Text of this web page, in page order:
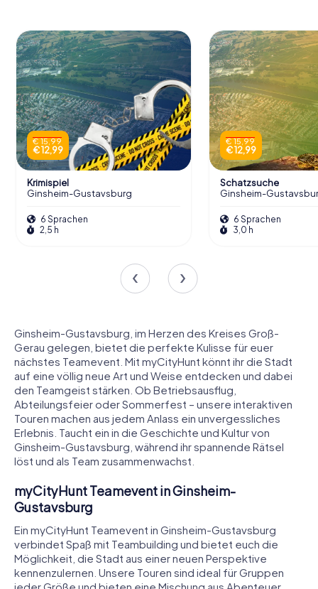
€ 15,99
€ 12,99
Krimispiel
Ginsheim-Gustavsburg
6 Sprachen
2,5 h
€ 15,99
€ 12,99
Schatzsuche
Ginsheim-
6 Sprachen
3,0 h
Ginsheim-Gustavsburg, im Herzen des Kreises Groß-
Gerau gelegen, bietet die perfekte Kulisse für euer
nächstes Teamevent. Mit myCityHunt könnt ihr die Stadt
auf eine völlig neue Art und Weise entdecken und dabei
den Teamgeist stärken. Ob Betriebsausflug,
Abteilungsfeier oder Sommerfest – unsere interaktiven
Touren machen aus jedem Anlass ein unvergessliches
Erlebnis. Taucht ein in die Geschichte und Kultur von
Ginsheim-Gustavsburg, während ihr spannende Rätsel
löst und als Team zusammenwachst.
myCityHunt Teamevent in Ginsheim-
Gustavsburg
Ein myCityHunt Teamevent in Ginsheim-Gustavsburg
verbindet Spaß mit Teambuilding und bietet euch die
Möglichkeit, die Stadt aus einer neuen Perspektive
kennenzulernen. Unsere Touren sind ideal für Gruppen